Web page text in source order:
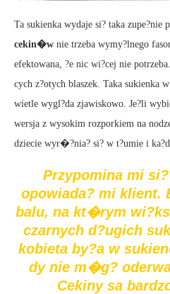
Ta sukienka wydaje si? taka zupe?nie
cekin�w nie trzeba wymy?lnego
efektowana, ?e nic wi?cej nie
cych z?otych blaszek. Taka sukienka
wietle wygl?da zjawiskowo. Je?li
wersja z wysokim rozporkiem na
dziecie wyr�?nia? si? w t?umie i
Przypomina mi
opowiada? mi klient.
balu, na kt�rym
czarnych d?ugich
kobieta by?a w
dy nie m�g?
Cekiny sa